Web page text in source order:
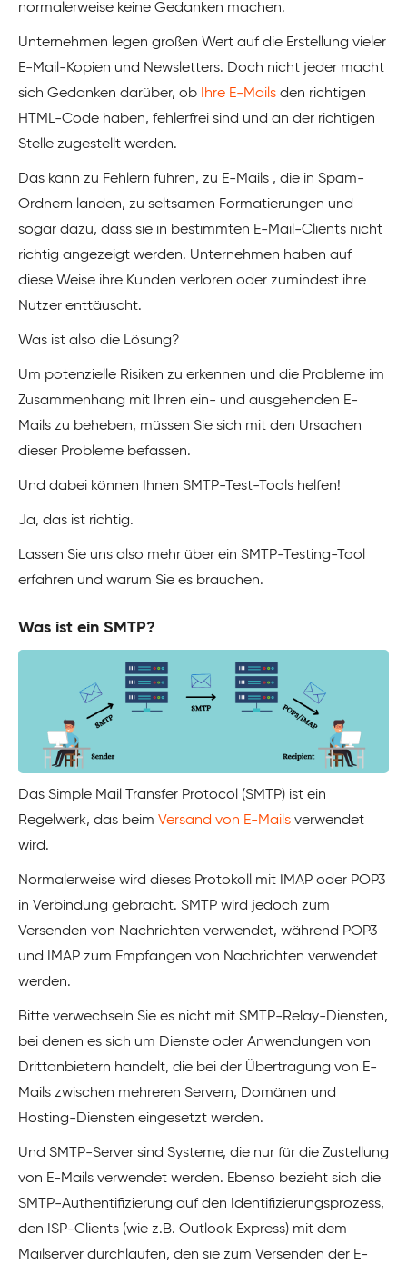
normalerweise keine Gedanken machen.
Unternehmen legen großen Wert auf die Erstellung vieler
E-Mail-Kopien und Newsletters. Doch nicht jeder macht
sich Gedanken darüber, ob
Ihre E-Mails den richtigen
HTML-Code haben, fehlerfrei sind und an der richtigen
Stelle zugestellt werden.
Das kann zu Fehlern führen, zu E-Mails , die in Spam-
Ordnern landen, zu seltsamen Formatierungen und
sogar dazu, dass sie in bestimmten E-Mail-Clients nicht
richtig angezeigt werden. Unternehmen haben auf
diese Weise ihre Kunden verloren oder zumindest ihre
Nutzer enttäuscht.
Was ist also die Lösung?
Um potenzielle Risiken zu erkennen und die Probleme im
Zusammenhang mit Ihren ein- und ausgehenden E-
Mails zu beheben, müssen Sie sich mit den Ursachen
dieser Probleme befassen.
Und dabei können Ihnen SMTP-Test-Tools helfen!
Ja, das ist richtig.
Lassen Sie uns also mehr über ein SMTP-Testing-Tool
erfahren und warum Sie es brauchen.
Was ist ein SMTP?
Das Simple Mail Transfer Protocol (SMTP) ist ein
Regelwerk, das beim Versand von E-Mails verwendet
wird.
Normalerweise wird dieses Protokoll mit IMAP oder POP3
in Verbindung gebracht. SMTP wird jedoch zum
Versenden von Nachrichten verwendet, während POP3
und IMAP zum Empfangen von Nachrichten verwendet
werden.
Bitte verwechseln Sie es nicht mit SMTP-Relay-Diensten,
bei denen es sich um Dienste oder Anwendungen von
Drittanbietern handelt, die bei der Übertragung von E-
Mails zwischen mehreren Servern, Domänen und
Hosting-Diensten eingesetzt werden.
Und SMTP-Server sind Systeme, die nur für die Zustellung
von E-Mails verwendet werden. Ebenso bezieht sich die
SMTP-Authentifizierung auf den Identifizierungsprozess,
den ISP-Clients (wie z.B. Outlook Express) mit dem
Mailserver durchlaufen, den sie zum Versenden der E-